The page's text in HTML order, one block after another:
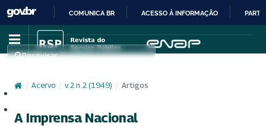
IR
PARA
CONTEÚDO
COMUNICA BR ACESSO À INFORMAÇÃO
Pesquisar
/ Acervo / v. 2 n. 2 (1949) / Artigos
A Imprensa Nacional